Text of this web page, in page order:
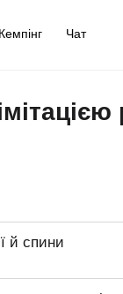
Кемпінг Чат
й спини